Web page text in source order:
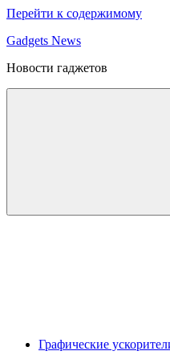
Перейти к содержимому
Gadgets News
Новости гаджетов
Графические